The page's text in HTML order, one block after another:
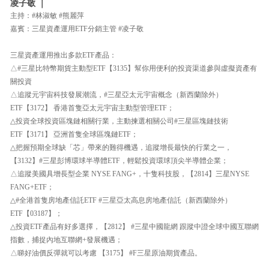
凌子敬 ｜
主持：#林淑敏 #熊麗萍
嘉賓：三星資產運用ETF分銷主管 #凌子敬
三星資產運用推出多款ETF產品：
△#三星比特幣期貨主動型ETF【3135】幫你用便利的投資渠道參與虛擬資產有
關投資
△追蹤元宇宙科技發展潮流，#三星亞太元宇宙概念（新西蘭除外）
ETF【3172】 香港首隻亞太元宇宙主動型管理ETF；
△投資全球投資區塊鏈相關行業，主動揀選相關公司#三星區塊鏈技術
ETF【3171】 亞洲首隻全球區塊鏈ETF；
△把握預期全球缺「芯」帶來的難得機遇，追蹤增長最快的行業之一，
【3132】#三星彭博環球半導體ETF，輕鬆投資環球頂尖半導體企業；
△追蹤美國具增長型企業 NYSE FANG+，十隻科技股，【2814】三星NYSE
FANG+ETF；
△#全港首隻房地產信託ETF #三星亞太高息房地產信託（新西蘭除外）
ETF【03187】；
△投資ETF產品有好多選擇，【2812】 #三星中國龍網 跟蹤中證全球中國互聯網
指數，捕捉內地互聯網+發展機遇；
△睇好油價反彈就可以考慮 【3175】 #F三星原油期貨產品。